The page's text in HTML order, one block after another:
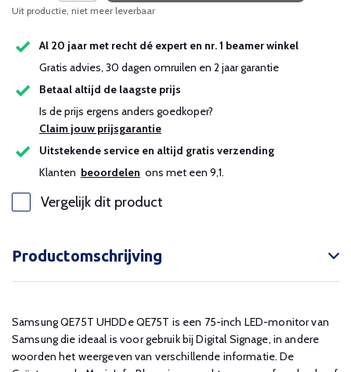
Uit productie, niet meer leverbaar
Al 20 jaar met recht dé expert en nr. 1 beamer winkel
Gratis advies, 30 dagen omruilen en 2 jaar garantie
Betaal altijd de laagste prijs
Is de prijs ergens anders goedkoper?
Claim jouw prijsgarantie
Uitstekende service en altijd gratis verzending
Klanten beoordelen ons met een 9,1.
Vergelijk dit product
Productomschrijving
Samsung QE75T UHDDe QE75T is een 75-inch LED-monitor van
Samsung die ideaal is voor gebruik bij Digital Signage, in andere
woorden het weergeven van verschillende informatie. De